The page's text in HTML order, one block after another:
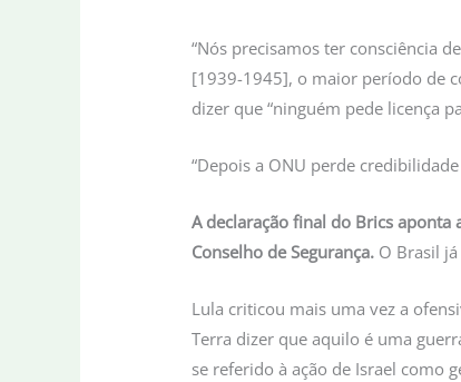
“Nós precisamos ter consciência
[1939-1945], o maior período de
dizer que “ninguém pede licença
“Depois a ONU perde
A declaração final do Brics aponta
Conselho de Segurança. O Brasil
Lula criticou mais uma vez a
Terra dizer que aquilo é uma
se referido à ação de Israel como